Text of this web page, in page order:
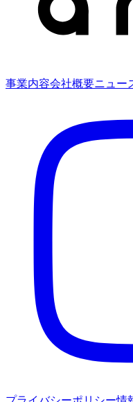
事業内容会社概要ニュー